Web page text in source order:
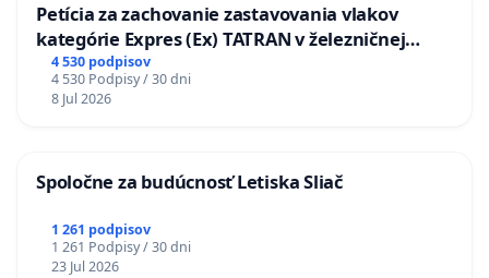
Petícia za zachovanie zastavovania vlakov
kategórie Expres (Ex) TATRAN v železničnej
stanici Púchov
4 530 podpisov
4 530 Podpisy / 30 dni
8 Jul 2026
Spoločne za budúcnosť Letiska Sliač
1 261 podpisov
1 261 Podpisy / 30 dni
23 Jul 2026